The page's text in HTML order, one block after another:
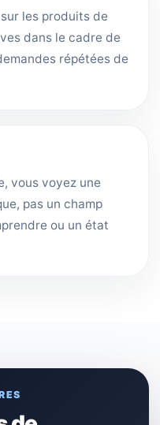
les produits de
dans le cadre de
répétées de
vous voyez une
pas un champ
ou un état